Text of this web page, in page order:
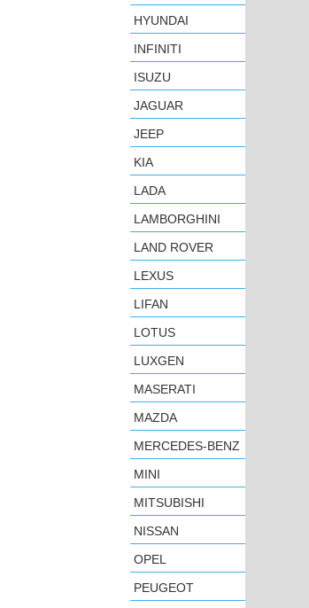
HYUNDAI
INFINITI
ISUZU
JAGUAR
JEEP
KIA
LADA
LAMBORGHINI
LAND ROVER
LEXUS
LIFAN
LOTUS
LUXGEN
MASERATI
MAZDA
MERCEDES-BENZ
MINI
MITSUBISHI
NISSAN
OPEL
PEUGEOT